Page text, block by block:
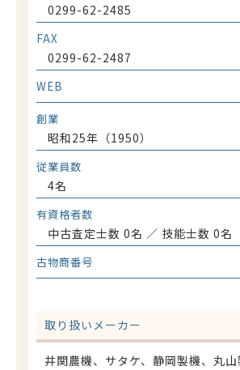
0299-62-2485
FAX
0299-62-2487
WEB
創業
昭和25年（1950）
従業員数
4名
有資格者数
中古査定士数 0名 ／ 技能士数 0名
古物商番号
取り扱いメーカー
井関農機、サタケ、静岡製機、丸